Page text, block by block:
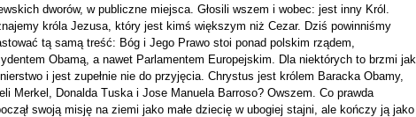
dworów, w publiczne miejsca. Głosili wszem i wobec: jest inny Król.
króla Jezusa, który jest kimś większym niż Cezar. Dziś powinniśmy
tą samą treść: Bóg i Jego Prawo stoi ponad polskim rządem,
Obamą, a nawet Parlamentem Europejskim. Dla niektórych to brzmi jak
i jest zupełnie nie do przyjęcia. Chrystus jest królem Baracka Obamy,
Merkel, Donalda Tuska i Jose Manuela Barroso? Owszem. Co prawda
swoją misję na ziemi jako małe dziecię w ubogiej stajni, ale kończy ją jako